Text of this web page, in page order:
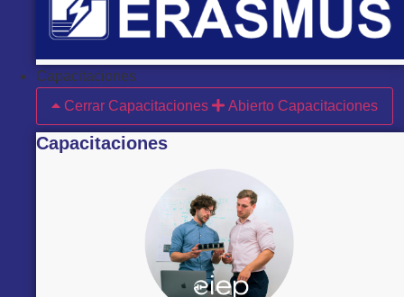
Capacitaciones
Cerrar Capacitaciones
Abierto Capacitaciones
Capacitaciones